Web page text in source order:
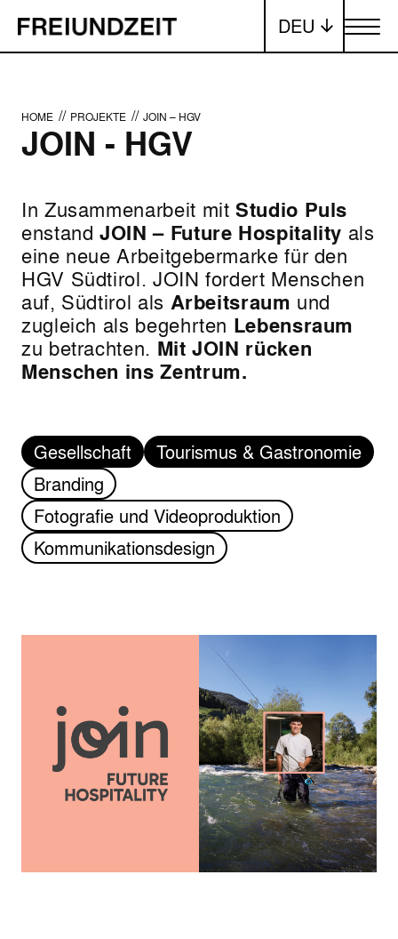
DEU Menü
HOME // PROJEKTE // JOIN – HGV
JOIN - HGV
In Zusammenarbeit mitStudio Puls
enstandJOIN – Future Hospitality als
eine neue Arbeitgebermarke für den
HGV Südtirol. JOIN fordert Menschen
auf, Südtirol als Arbeitsraum und
zugleich als begehrten Lebensraum
zu betrachten. Mit JOIN rücken
Menschen ins Zentrum.
Gesellschaft
Tourismus & Gastronomie
Branding
Fotografie und Videoproduktion
Kommunikationsdesign